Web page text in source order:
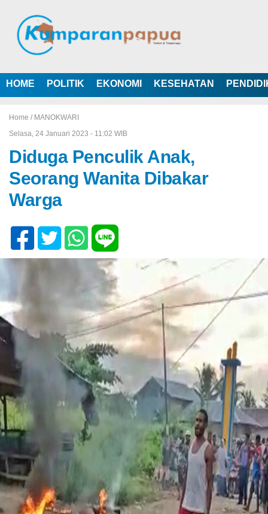
HOME POLITIK EKONOMI KESEHATAN
Home / MANOKWARI
Selasa, 24 Januari 2023 - 11:02 WIB
Diduga Penculik Anak,
Seorang Wanita Dibakar
Warga